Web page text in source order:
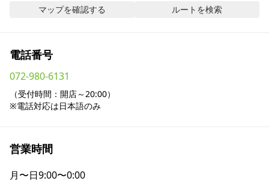
マップを確認する ルートを検索
電話番号
072-980-6131
（受付時間：開店～20:00）
※電話対応は日本語のみ
営業時間
月〜日9:00〜0:00